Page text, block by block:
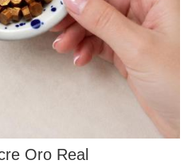
Oro Real